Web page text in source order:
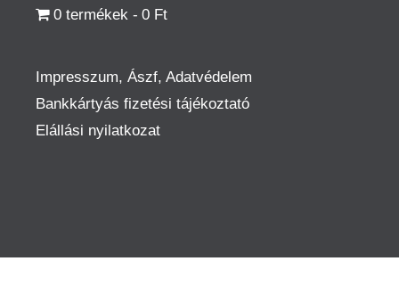
0 termékek
0 Ft
Impresszum, Ászf, Adatvédelem
Bankkártyás fizetési tájékoztató
Elállási nyilatkozat